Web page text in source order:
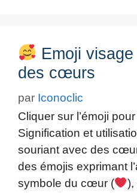
Emoji
des cœurs
par Iconoclic
Cliquer sur l’émoji
Signification et
souriant avec des
des émojis exprimant
symbole du cœur (
),